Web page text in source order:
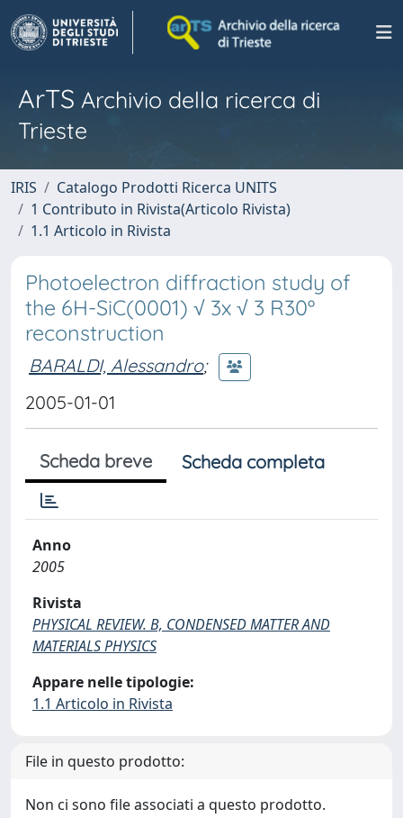
ArTS Archivio della ricerca di
Trieste
IRIS
Catalogo Prodotti Ricerca UNITS
1 Contributo in Rivista(Articolo Rivista)
1.1 Articolo in Rivista
Photoelectron diffraction study of
the 6H-SiC(0001) √ 3x √ 3 R30º
reconstruction
BARALDI, Alessandro;
2005-01-01
Scheda breve Scheda completa
Anno
2005
Rivista
PHYSICAL REVIEW. B, CONDENSED MATTER AND
MATERIALS PHYSICS
Appare nelle tipologie:
1.1 Articolo in Rivista
File in questo prodotto:
Non ci sono file associati a questo prodotto.